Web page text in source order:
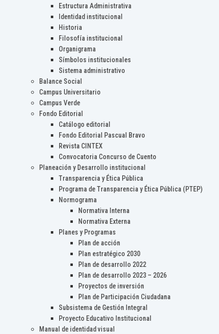
Estructura Administrativa
Identidad institucional
Historia
Filosofía institucional
Organigrama
Símbolos institucionales
Sistema administrativo
Balance Social
Campus Universitario
Campus Verde
Fondo Editorial
Catálogo editorial
Fondo Editorial Pascual Bravo
Revista CINTEX
Convocatoria Concurso de Cuento
Planeación y Desarrollo institucional
Transparencia y Ética Pública
Programa de Transparencia y Ética Pública (PTEP)
Normograma
Normativa Interna
Normativa Externa
Planes y Programas
Plan de acción
Plan estratégico 2030
Plan de desarrollo 2022
Plan de desarrollo 2023 – 2026
Proyectos de inversión
Plan de Participación Ciudadana
Subsistema de Gestión Integral
Proyecto Educativo Institucional
Manual de identidad visual